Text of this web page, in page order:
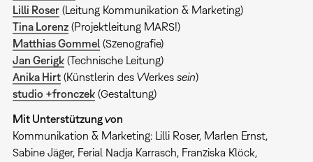
Lilli Roser(Leitung Kommunikation & Marketing)
Tina Lorenz(Projektleitung MARS!)
Matthias Gommel(Szenografie)
Jan Gerigk(Technische Leitung)
Anika Hirt(Künstlerin des Werkes sein)
studio +fronczek(Gestaltung)
Mit Unterstützung von
Kommunikation & Marketing: Lilli Roser, Marlen Ernst,
Sabine Jäger, Ferial Nadja Karrasch, Franziska Klöck,